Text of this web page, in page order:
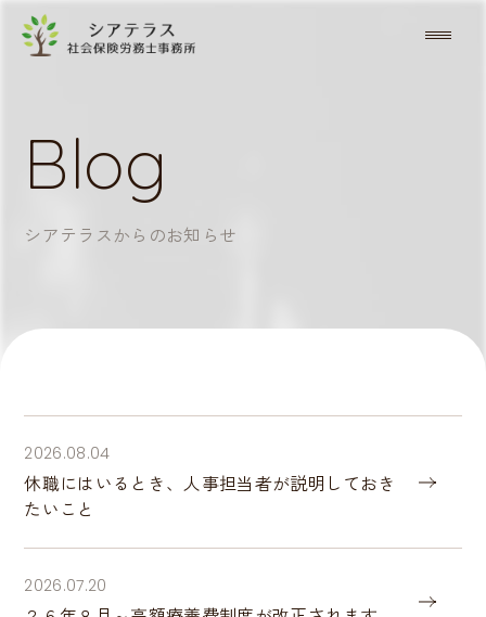
シアテラスからのお知らせ
Blog
2026.08.04
休職にはいるとき、人事担当者が説明しておき
たいこと
2026.07.20